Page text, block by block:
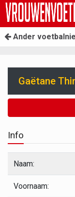
Ander
Gaëtane
Info
Naam:
Voornaam: